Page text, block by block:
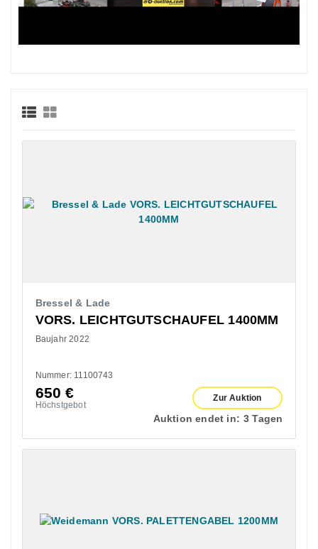
Bressel & Lade
VORS. LEICHTGUTSCHAUFEL 1400MM
Baujahr 2022
Nummer: 11100743
650€
Höchstgebot
Zur Auktion
Auktion endet in: 3 Tagen